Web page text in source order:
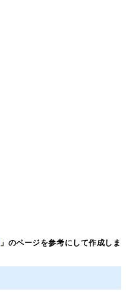
」のページを参考にして作成しま